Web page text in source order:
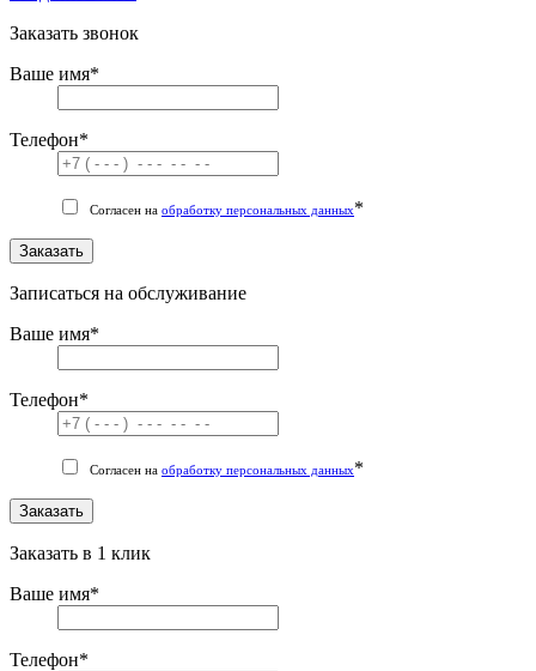
Заказать звонок
Ваше имя*
Телефон*
Согласен на обработку персональных данных*
Заказать
Записаться на обслуживание
Ваше имя*
Телефон*
Согласен на обработку персональных данных*
Заказать
Заказать в 1 клик
Ваше имя*
Телефон*